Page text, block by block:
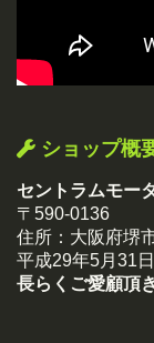
ショップ概
セントラムモー
〒590-0136
住所：大阪府堺
平成29年5月31
長らくご愛顧頂